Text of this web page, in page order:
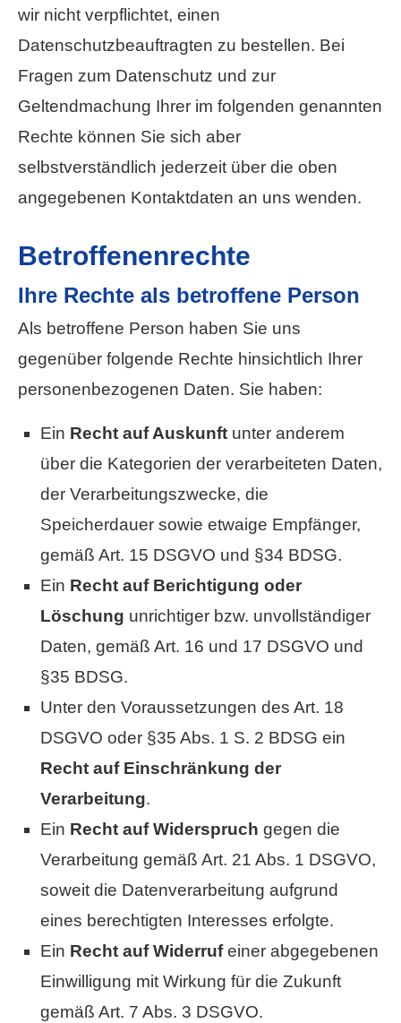
wir nicht verpflichtet, einen
Datenschutzbeauftragten zu bestellen. Bei
Fragen zum Datenschutz und zur
Geltendmachung Ihrer im folgenden genannten
Rechte können Sie sich aber
selbstverständlich jederzeit über die oben
angegebenen Kontaktdaten an uns wenden.
Betroffenenrechte
Ihre Rechte als betroffene Person
Als betroffene Person haben Sie uns
gegenüber folgende Rechte hinsichtlich Ihrer
personenbezogenen Daten. Sie haben:
Ein Recht auf Auskunft unter anderem
über die Kategorien der verarbeiteten Daten,
der Verarbeitungszwecke, die
Speicherdauer sowie etwaige Empfänger,
gemäß Art. 15 DSGVO und §34 BDSG.
Ein Recht auf Berichtigung oder
Löschung unrichtiger bzw. unvollständiger
Daten, gemäß Art. 16 und 17 DSGVO und
§35 BDSG.
Unter den Voraussetzungen des Art. 18
DSGVO oder §35 Abs. 1 S. 2 BDSG ein
Recht auf Einschränkung der
Verarbeitung.
Ein Recht auf Widerspruch gegen die
Verarbeitung gemäß Art. 21 Abs. 1 DSGVO,
soweit die Datenverarbeitung aufgrund
eines berechtigten Interesses erfolgte.
Ein Recht auf Widerrufeiner abgegebenen
Einwilligung mit Wirkung für die Zukunft
gemäß Art. 7 Abs. 3 DSGVO.